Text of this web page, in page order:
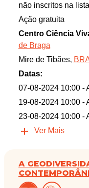
não inscritos na
Ação gratuita
Centro Ciência
de Braga
Mire de Tibães,
Datas:
07-08-2024 10:00 -
19-08-2024 10:00 -
23-08-2024 10:00 -
Ver Mais
A